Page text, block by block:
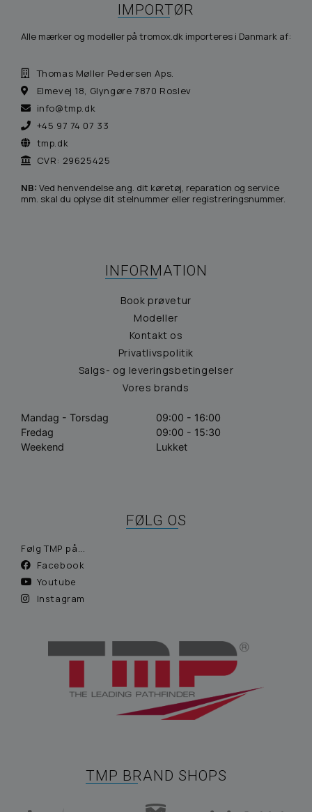
IMPORTØR
Alle mærker og modeller på tromox.dk importeres i Danmark af:
Thomas Møller Pedersen Aps.
Elmevej 18, Glyngøre 7870 Roslev
info@tmp.dk
+45 97 74 07 33
tmp.dk
CVR: 29625425
NB: Ved henvendelse ang. dit køretøj, reparation og service
mm. skal du oplyse dit stelnummer eller registreringsnummer.
INFORMATION
Book prøvetur
Modeller
Kontakt os
Privatlivspolitik
Salgs- og leveringsbetingelser
Vores brands
Mandag - Torsdag
09:00 - 16:00
Fredag
09:00 - 15:30
Weekend
Lukket
FØLG OS
Følg TMP på...
Facebook
Youtube
Instagram
TMP BRAND SHOPS